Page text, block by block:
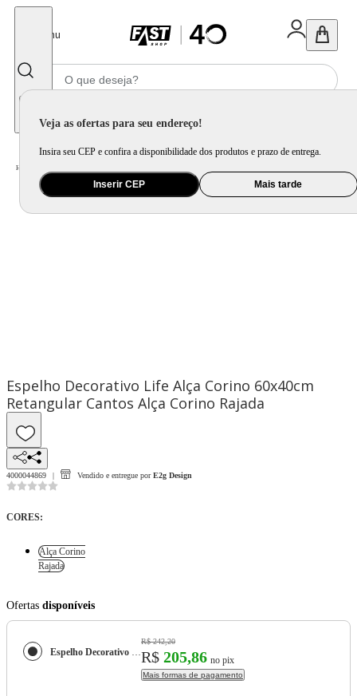
Menu
Veja as ofertas para seu endereço!
Insira seu CEP e confira a disponibilidade dos produtos e prazo de entrega.
Inserir CEP Mais tarde
Home
Espelho Decorativo Life Alça Corino 60x40cm
Retangular Cantos Alça Corino Rajada
4000044869 Vendido e entregue por E2g Design
CORES:
Alça Corino
Rajada
Ofertas disponíveis
Espelho Decorativo Life Alça Corino 60x40cm Retangular Cantos
R$ 242,20
R$ 205,86 no pix
Mais formas de pagamento